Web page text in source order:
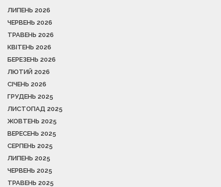
ЛИПЕНЬ 2026
ЧЕРВЕНЬ 2026
ТРАВЕНЬ 2026
КВІТЕНЬ 2026
БЕРЕЗЕНЬ 2026
ЛЮТИЙ 2026
СІЧЕНЬ 2026
ГРУДЕНЬ 2025
ЛИСТОПАД 2025
ЖОВТЕНЬ 2025
ВЕРЕСЕНЬ 2025
СЕРПЕНЬ 2025
ЛИПЕНЬ 2025
ЧЕРВЕНЬ 2025
ТРАВЕНЬ 2025